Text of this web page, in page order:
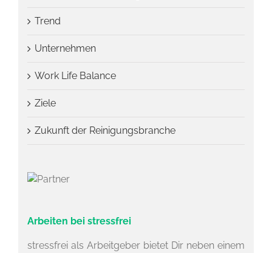
Trend
Unternehmen
Work Life Balance
Ziele
Zukunft der Reinigungsbranche
Arbeiten bei stressfrei
stressfrei als Arbeitgeber bietet Dir neben einem